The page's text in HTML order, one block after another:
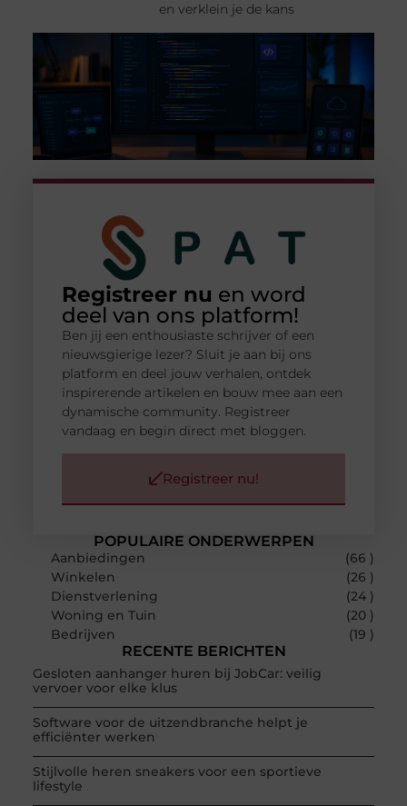
en verklein je de kans
POPULAIRE ONDERWERPEN
Aanbiedingen
(66 )
Winkelen
(26 )
Dienstverlening
(24 )
Woning en Tuin
(20 )
Bedrijven
(19 )
RECENTE BERICHTEN
Gesloten aanhanger huren bij JobCar: veilig
vervoer voor elke klus
Software voor de uitzendbranche helpt je
efficiënter werken
Stijlvolle heren sneakers voor een sportieve
lifestyle
Registreer nu en word
deel van ons platform!
Ben jij een enthousiaste schrijver of een
nieuwsgierige lezer? Sluit je aan bij ons
platform en deel jouw verhalen, ontdek
inspirerende artikelen en bouw mee aan een
dynamische community. Registreer
vandaag en begin direct met bloggen.
Registreer nu!